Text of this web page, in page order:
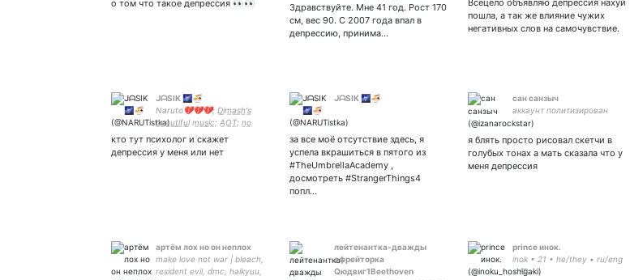
о том что такое депрессия 👀👀
Здравствуйте. Мне 41 год. Рост 170
см, вес 90. С 2007 года впал в
депрессию, принима…
encefalopatie, memory
problem #owlhouse
#moriougai
Всецело объявляю депрессия нахуй
пошла, а так же влияние чужих
негативных слов на самочувствие.
ᒍᗩSIK 🌌🍜
Naruto💔💔💔; D̲i̲m̲a̲s̲h̲'s̲
b̲e̲a̲u̲t̲i̲f̲u̲l̲ m̲u̲s̲i̲c̲; A̲O̲T̲; n̲o̲
my new tiktok
кто тут психолог и скажет
депрессия у меня или нет
ᒍᗩSIK 🌌🍜
за все моё отсутствие здесь, я
успела вкрашиться в пятого из
#TheUmbrellaAcademy ,
досмотреть #StrangerThings4
попл…
сан санзыч
аккаунт политизирован
я блять просто рисовал скетчи в
голубых тонах а мать сказала что у
меня депрессия
артëм лох но он неплох
make love not war | bleach,
resident evil, dmc, haikyuu,
лейтенантка-дважды
эфрейторка
Qюдвиг1Beethoven
prince инок.
inok • 21 • he/they • ru/eng
• ♡ -